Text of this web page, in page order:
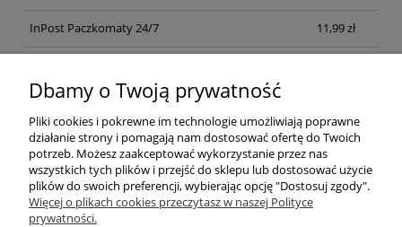
InPost Paczkomaty 24/7 11,99 zł
Pomoc
Dbamy o Twoją prywatność
Pliki cookies i pokrewne im technologie umożliwiają poprawne
działanie strony i pomagają nam dostosować ofertę do Twoich
potrzeb. Możesz zaakceptować wykorzystanie przez nas
wszystkich tych plików i przejść do sklepu lub dostosować użycie
plików do swoich preferencji, wybierając opcję "Dostosuj zgody".
Więcej o plikach cookies przeczytasz w naszej Polityce
prywatności.